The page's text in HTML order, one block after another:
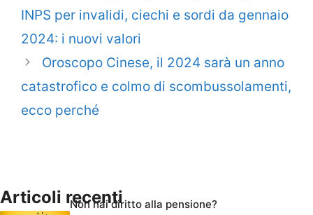
INPS per invalidi, ciechi e sordi da gennaio
2024: i nuovi valori
Oroscopo Cinese, il 2024 sarà un anno
catastrofico e colmo di scombussolamenti,
ecco perché
Articoli recentiNon hai diritto alla pensione?